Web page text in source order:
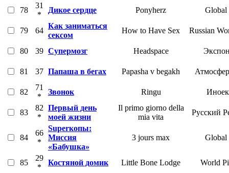
78
31
*
Дикое сердце Ponyherz Global
79 64
Как заниматься
сексом
How to Have Sex Russian
80 39 Супермозг Headspace
81 37 Папаша в бегах Papasha v begakh
82
71
*
Звонок Ringu
83
82
*
Первый день
моей жизни
Il primo giorno della
mia vita
Русский
84
66
*
Superкопы:
Миссия
«Бабушка»
3 jours max Global
85
29
*
Костяной домик Little Bone Lodge World